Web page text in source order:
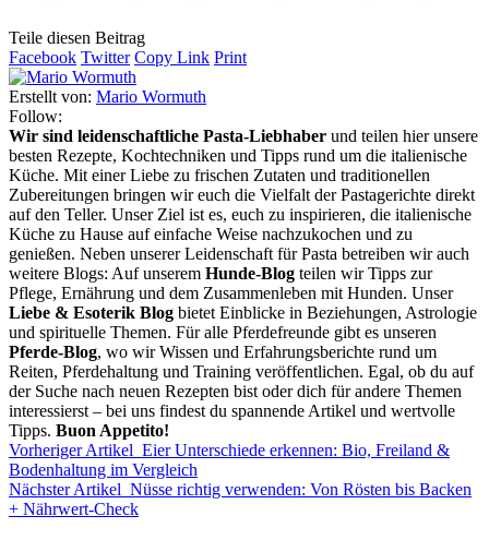
Teile diesen Beitrag
Facebook Twitter Copy Link Print
Erstellt von: Mario Wormuth
Follow:
Wir sind leidenschaftliche Pasta-Liebhaber und teilen hier unsere
besten Rezepte, Kochtechniken und Tipps rund um die italienische
Küche. Mit einer Liebe zu frischen Zutaten und traditionellen
Zubereitungen bringen wir euch die Vielfalt der Pastagerichte direkt
auf den Teller. Unser Ziel ist es, euch zu inspirieren, die italienische
Küche zu Hause auf einfache Weise nachzukochen und zu
genießen. Neben unserer Leidenschaft für Pasta betreiben wir auch
weitere Blogs: Auf unserem Hunde-Blog teilen wir Tipps zur
Pflege, Ernährung und dem Zusammenleben mit Hunden. Unser
Liebe & Esoterik Blog bietet Einblicke in Beziehungen, Astrologie
und spirituelle Themen. Für alle Pferdefreunde gibt es unseren
Pferde-Blog, wo wir Wissen und Erfahrungsberichte rund um
Reiten, Pferdehaltung und Training veröffentlichen. Egal, ob du auf
der Suche nach neuen Rezepten bist oder dich für andere Themen
interessierst – bei uns findest du spannende Artikel und wertvolle
Tipps. Buon Appetito!
Vorheriger Artikel Eier Unterschiede erkennen: Bio, Freiland &
Bodenhaltung im Vergleich
Nächster Artikel Nüsse richtig verwenden: Von Rösten bis Backen
+ Nährwert-Check